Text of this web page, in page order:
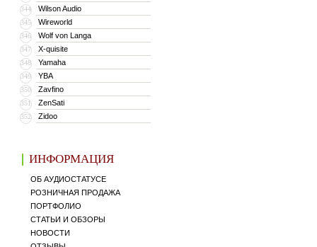
344 Wilson Audio
345 Wireworld
346 Wolf von Langa
347 X-quisite
348 Yamaha
349 YBA
350 Zavfino
351 ZenSati
352 Zidoo
ИНФОРМАЦИЯ
ОБ АУДИОСТАТУСЕ
РОЗНИЧНАЯ ПРОДАЖА
ПОРТФОЛИО
СТАТЬИ И ОБЗОРЫ
НОВОСТИ